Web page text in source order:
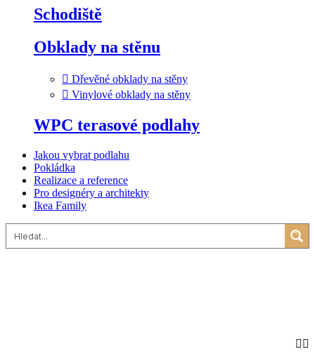
Schodiště
Obklady na stěnu
Dřevěné obklady na stěny
Vinylové obklady na stěny
WPC terasové podlahy
Jakou vybrat podlahu
Pokládka
Realizace a reference
Pro designéry a architekty
Ikea Family